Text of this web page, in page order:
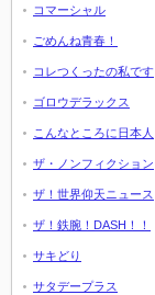
コマーシャル
ごめんね青春！
コレつくったの私です
ゴロウデラックス
こんなところに日本人
ザ・ノンフィクション
ザ！世界仰天ニュース
ザ！鉄腕！DASH！！
サキどり
サタデープラス